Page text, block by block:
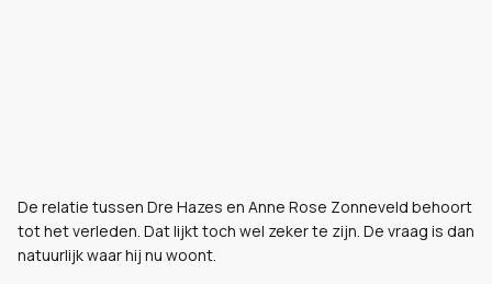
De relatie tussen Dre Hazes en Anne Rose Zonneveld behoort
tot het verleden. Dat lijkt toch wel zeker te zijn. De vraag is dan
natuurlijk waar hij nu woont.